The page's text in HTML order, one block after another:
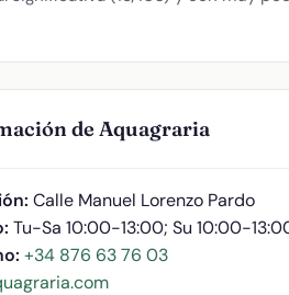
de Aquagraria
Calle Manuel Lorenzo Pardo
Tu-Sa 10:00-13:00; Su 10:00-
+34 876 63 76 03